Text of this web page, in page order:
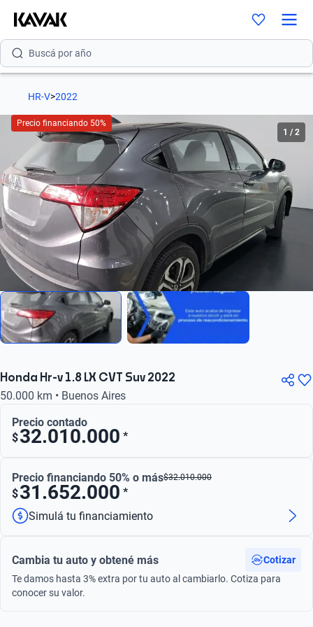
Buscá por versión
Buscá por año
Buscá por modelo
Buscá por versión
Buscá por año
HR-V>2022
Precio financiando 50%
1 /2
Honda Hr-v 1.8 LX CVT Suv 2022
50.000 km • Buenos Aires
Precio contado
$32.010.000 *
Precio financiando 50% o más$32.010.000
$31.652.000 *
Simulá tu financiamiento
Cambia tu auto y obtené más
Cotizar
Te damos hasta 3% extra por tu auto al cambiarlo. Cotiza para
conocer su valor.